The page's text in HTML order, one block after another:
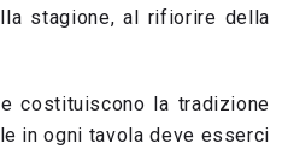
stagione, al rifiorire della
costituiscono la tradizione
in ogni tavola deve esserci